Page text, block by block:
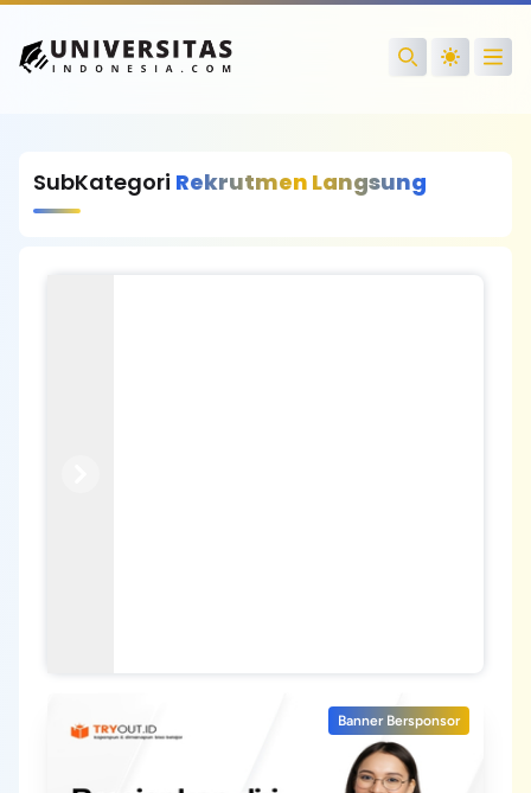
Search
SubKategori Rekrutmen Langsung
Banner Bersponsor